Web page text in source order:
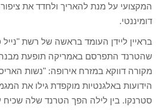
המקצועי על מנת להאריך ולחדד את
דומיננטי.
בראיין ליידן העומד בראשה של רשת "נייל
שהטרנד התפרסם באמריקה תופעת מבנה
מקורה דווקא במזרח אירופה: "נשות
הידועות באלגנטיות מוקפדת גילו את
סטרנקו. בין לילה הפך הטרנד שלה שכיח